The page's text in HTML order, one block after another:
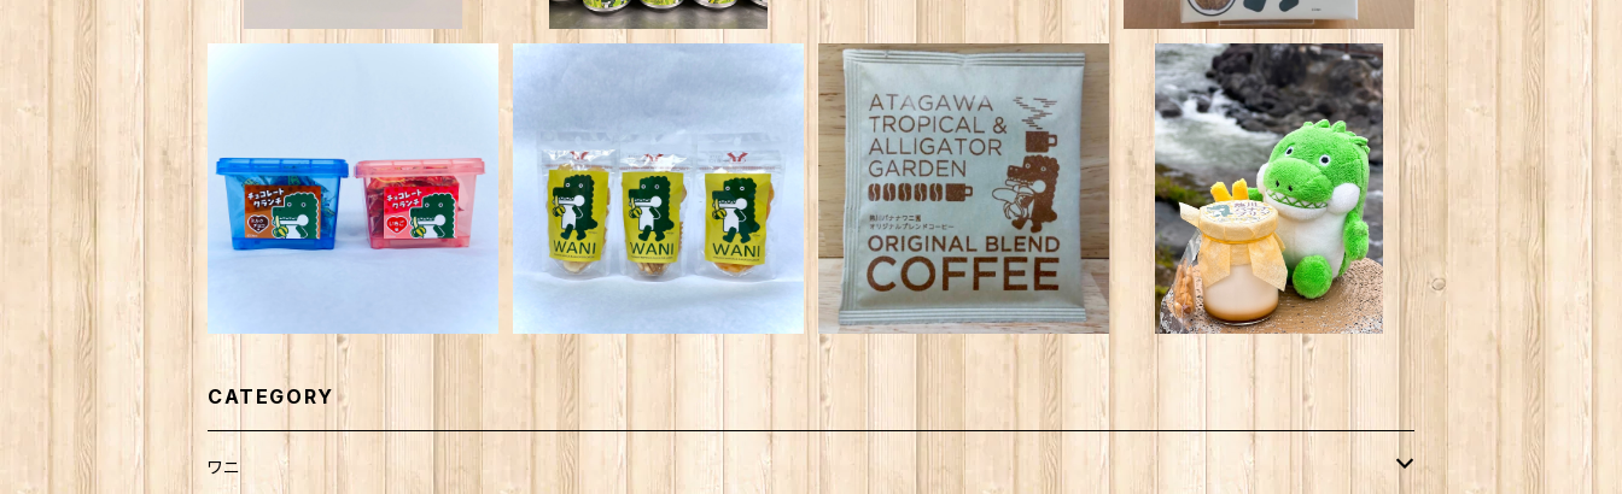
熱川ばにお チョコレートクラ
ンチ
¥560
熱川ばにお ドライフルーツ３種
セット
¥1,160
熱川バナナワニ園 オリジナルブ
レンドコーヒー ３個セット
¥660
＜6個セット＞熱川バナナプリ
ン ※他の商品とは一緒にご注
文いただけません。
¥3,000
CATEGORY
ワニ